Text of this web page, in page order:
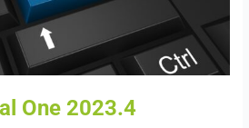
One 2023.4